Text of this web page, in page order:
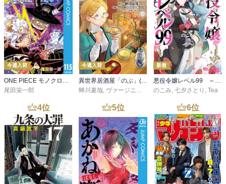
心配しすぎなのかな？と申し訳なさそうに聞く高山さんに「お家で
不安でいられるよりは来てもらったほうが私も安心します」と寄り
添う倉崎先生。復帰当初の頑なさはずいぶん薄らいだようですが、
その後の高山さんとの会話で「父親は……いません」と口に出して
しまいます。
自分の子供を育てながら他人の子供が無事に生まれてくるよう仕事
をしなければならない、シングルマザー産婦人科医の悩み。これま
で倉崎先生回で繰り返し語られてきて、ようやく吹っ切れた様子で
す。
お医者様ほど高度な専門性と高い責任感を要求される仕事をしてい
るわけではありませんので、うちでは最後の最後は「会社で自分の
代わりはいるけれど、親としての自分の代わりはいない」とお迎え
に向かう日々。ほとんどのお母さんやお父さんはそうでしょう。小
松さんみたいに代わりにお迎えに行ってくれるような親切な人がそ
今週入荷
尾田栄一郎
今週入荷
蝉川夏哉 ヴァージニア二等兵 ,転
新着
のこみ 七夕さとり Tea
4位 5位 6位